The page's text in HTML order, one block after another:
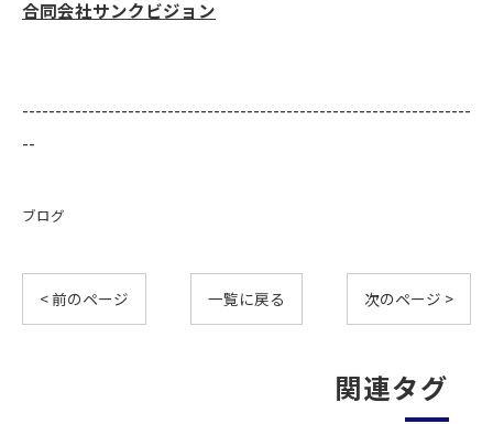
合同会社サンクビジョン
--------------------------------------------------------------------
--
ブログ
< 前のページ 一覧に戻る 次のページ >
関連タグ